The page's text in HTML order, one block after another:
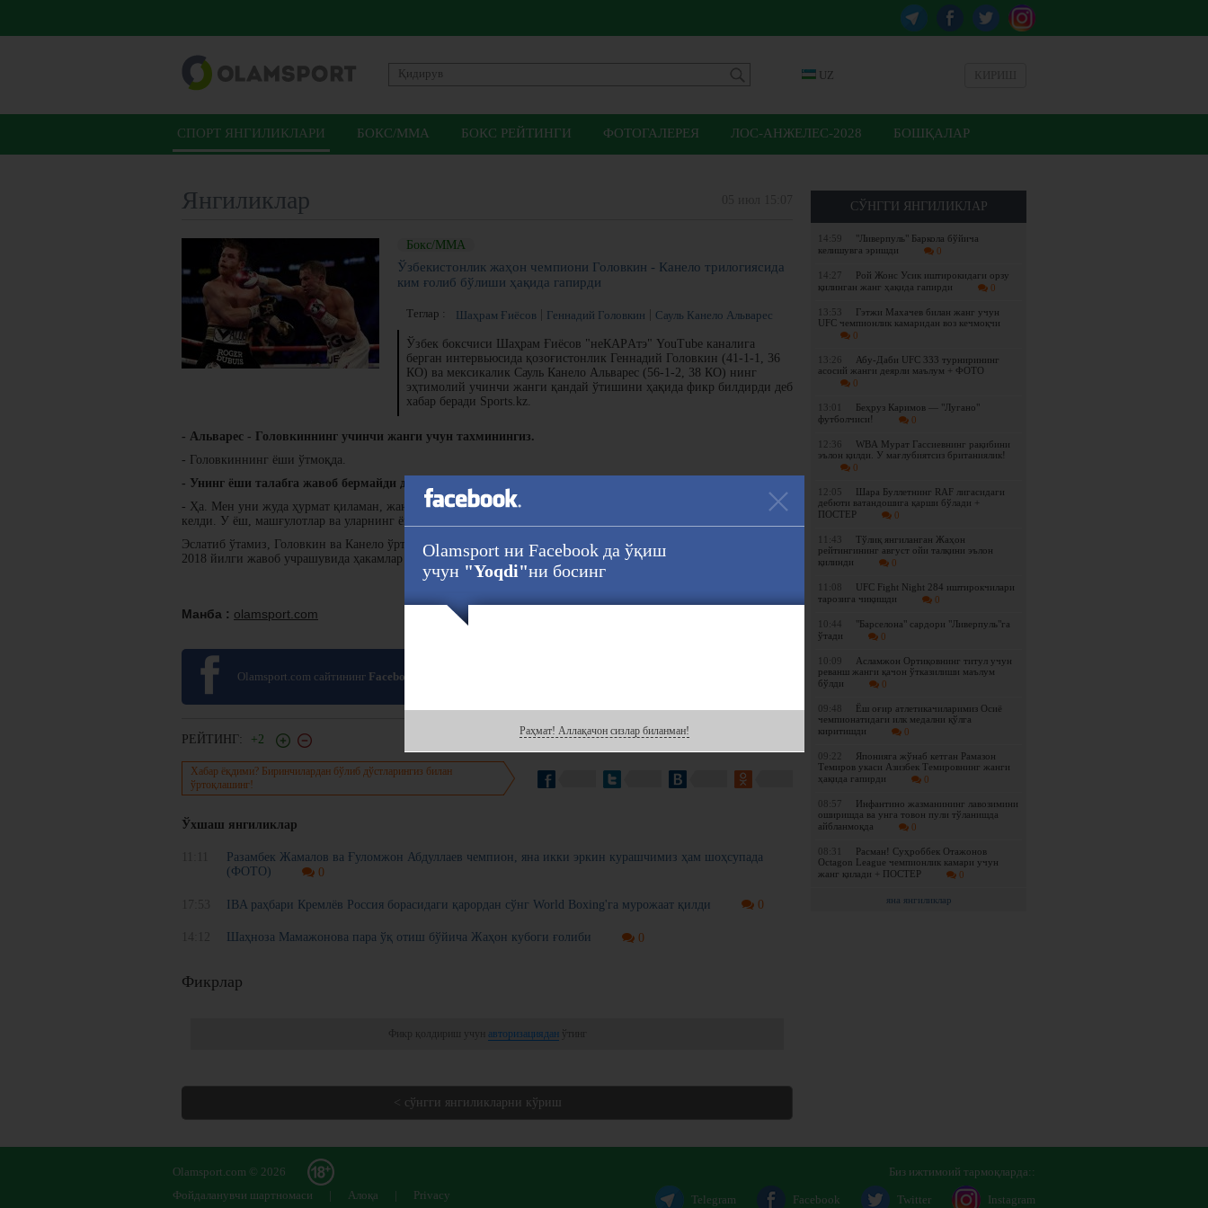
UZ
СПОРТ ЯНГИЛИКЛАРИ БОКС/ММА БОКС РЕЙТИНГИ ФОТОГАЛЕРЕЯ ЛОС-АНЖЕЛЕС-2028 БОШҚАЛАР
СЎНГГИ ЯНГИЛИКЛАР
14:59
"Ливерпуль" Баркола бўйича
келишувга эришди
0
14:27
Рой Жонс Усик иштирокидаги орзу
қилинган жанг ҳақида гапирди
0
13:53
Гэтжи Махачев билан жанг учун
UFC чемпионлик камаридан воз кечмоқчи
0
13:26
Абу-Даби UFC 333 турнирининг
асосий жанги деярли маълум + ФОТО
0
13:01
Беҳруз Каримов — "Лугано"
футболчиси!
0
12:36
WBА Мурат Гассиевнинг рақибини
эълон қилди. У мағлубиятсиз британиялик!
0
12:05
Шара Буллетнинг RAF лигасидаги
дебюти ватандошига қарши бўлади +
ПОСТЕР
0
11:43
Tўлиқ янгиланган Жаҳон
рейтингининг август ойи талқини эълон
қилинди
0
11:08
UFC Fight Night 284 иштирокчилари
тарозига чиқишди
0
10:44
"Барселона" сардори "Ливерпуль"га
ўтади
0
10:09
Асламжон Ортиқовнинг титул учун
реванш жанги қачон ўтказилиши маълум
бўлди
0
09:48
Ёш оғир атлетикачиларимиз Осиё
чемпионатидаги илк медални қўлга
киритишди
0
09:22
Японияга жўнаб кетган Рамазон
Темиров укаси Азизбек Темировнинг жанги
ҳақида гапирди
0
08:57
Инфантино жазманининг лавозимини
оширишда ва унга товон пули тўланишда
айбланмоқда
0
08:31
Расман! Суҳроббек Отажонов
Octagon League чемпионлик камари учун
жанг қилади + ПОСТЕР
0
яна янгиликлар
Янгиликлар
Бокс/ММА
Ўзбекистонлик жаҳон чемпиони Головкин - Канело трилогиясида
ким ғолиб бўлиши ҳақида гапирди
Теглар : Шаҳрам Ғиёсов Геннадий Головкин Сауль Канело Альварес
Ўзбек боксчиси Шаҳрам Ғиёсов "неКАРAтэ" YouTube каналига
берган интервьюсида қозоғистонлик Геннадий Головкин (41-1-1, 36
КО) ва мексикалик Сауль Канело Альварес (56-1-2, 38 КО) нинг
эҳтимолий учинчи жанги қандай ўтишини ҳақида фикр билдирди деб
хабар беради Sports.kz.
- Альварес - Головкиннинг учинчи жанги учун тахминингиз.
- Головкиннинг ёши ўтмоқда.
- Унинг ёши талабга жавоб бермайди деб ҳисоблайсизми?
- Ҳа. Мен уни жуда ҳурмат қиламан, жанг қилиш услуби менга ёқади, у энг зўр. Аммо энди Канелонинг вақти
келди. У ёш, машғулотлар ва уларнинг ёшида катта фарқ бор. Энди Канело анча кучлироқ.
Эслатиб ўтамиз, Головкин ва Канело ўртасидаги 2017 йилги биринчи жанг баҳсли дуранг билан тугаган ва
2018 йилги жавоб учрашувида ҳакамлар кўпчилик овоз билан ғалабани Альваресга беришган.
Манба : olamsport.com
Olamsport.com сайтининг Facebook
РЕЙТИНГ: +2
Хабар ёқдими? Биринчилардан бўлиб дўстларингиз билан
ўртоқлашинг!
Ўхшаш янгиликлар
Разамбек Жамалов ва Ғуломжон Абдуллаев чемпион, яна икки эркин курашчимиз ҳам шоҳсупада
(ФОТО)
0
IBA раҳбари Кремлёв Россия борасидаги қарордан сўнг World Boxing'га мурожаат қилди 0
Шаҳноза Мамажонова пара ўқ отиш бўйича Жаҳон кубоги ғолиби 0
Фикрлар
Фикр қолдириш учун авторизацияданўтинг
< сўнгги янгиликларни кўриш
Биз ижтимоий тармоқларда::
Telegram Facebook Twitter Instagram
Olamsport.com © 2026
Фойдаланувчи шартномаси
| Алоқа | Privacy
Olamsport ни Facebook да ўқиш
учун "Yoqdi"ни босинг
Раҳмат! Аллақачон сизлар биланман!